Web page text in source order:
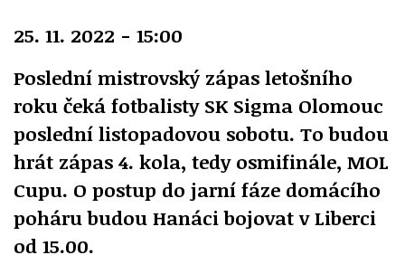
25. 11. 2022 - 15:00
Poslední mistrovský zápas letošního
roku čeká fotbalisty SK Sigma Olomouc
poslední listopadovou sobotu. To budou
hrát zápas 4. kola, tedy osmifinále, MOL
Cupu. O postup do jarní fáze domácího
poháru budou Hanáci bojovat v Liberci
od 15.00.